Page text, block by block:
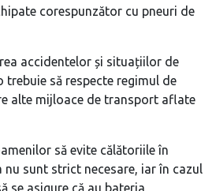
corespunzător cu pneuri de
accidentelor și situațiilor de
să respecte regimul de
alte mijloace de transport aflate
să evite călătoriile în
nu sunt strict necesare, iar în cazul
se asigure că au bateria